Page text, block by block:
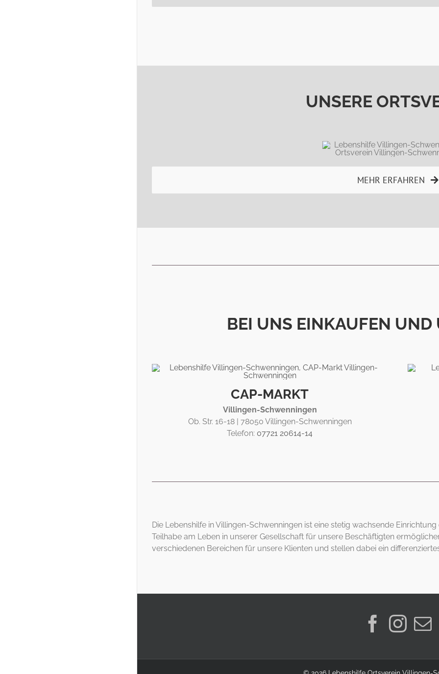
UNSERE
MEHR ERFAHREN
BEI UNS EINKAUFEN UND
CAP-MARKT
Villing­en-Schwen­ning­en
Ob. Str. 16-18 | 78050 Villing­en-Schwen­ning­en
Telefon: 07721 20614-14
Die Lebenshilfe in Villingen-Schwenningen ist eine stetig wachsende
Teilhabe am Leben in unserer Gesellschaft für unsere Beschäftigten
verschiedenen Bereichen für unsere Klienten und stellen dabei ein